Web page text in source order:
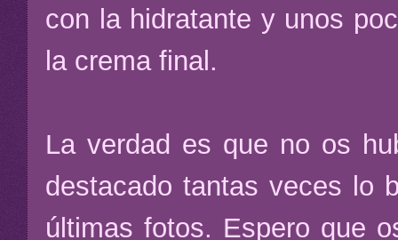
con la hidratante y unos
la crema final.
La verdad es que no os
destacado tantas veces lo
últimas fotos. Espero que